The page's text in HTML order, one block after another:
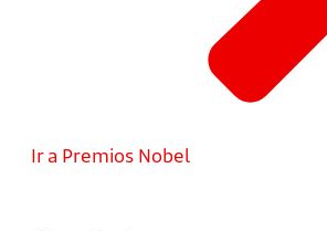
Ir a Premios Nobel